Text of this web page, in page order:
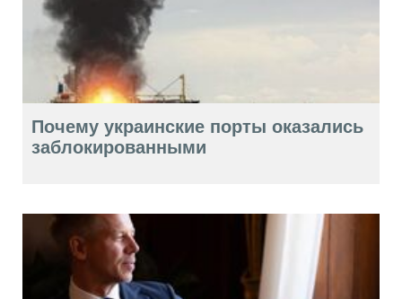
Почему украинские порты оказались
заблокированными